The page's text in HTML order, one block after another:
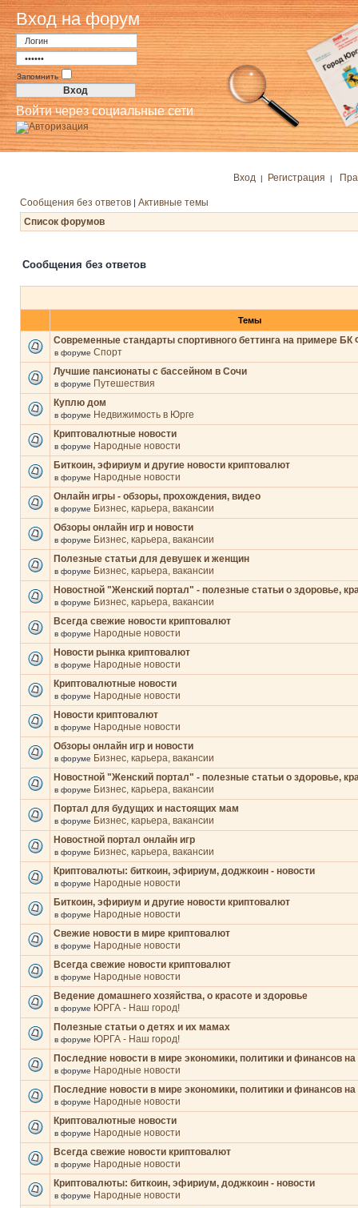
Вход на форум
Запомнить
Войти через социальные сети
Вход | Регистрация |
Сообщения без ответов | Активные темы
Список форумов
Сообщения без ответов
Темы
Современные стандарты спортивного беттинга на примере БК
в форуме Спорт
Лучшие пансионаты с бассейном в Сочи
в форуме Путешествия
Куплю дом
в форуме Недвижимость в Юрге
Криптовалютные новости
в форуме Народные новости
Биткоин, эфириум и другие новости криптовалют
в форуме Народные новости
Онлайн игры - обзоры, прохождения, видео
в форуме Бизнес, карьера, вакансии
Обзоры онлайн игр и новости
в форуме Бизнес, карьера, вакансии
Полезные статьи для девушек и женщин
в форуме Бизнес, карьера, вакансии
Новостной "Женский портал" - полезные статьи о здоровье,
в форуме Бизнес, карьера, вакансии
Всегда свежие новости криптовалют
в форуме Народные новости
Новости рынка криптовалют
в форуме Народные новости
Криптовалютные новости
в форуме Народные новости
Новости криптовалют
в форуме Народные новости
Обзоры онлайн игр и новости
в форуме Бизнес, карьера, вакансии
Новостной "Женский портал" - полезные статьи о здоровье,
в форуме Бизнес, карьера, вакансии
Портал для будущих и настоящих мам
в форуме Бизнес, карьера, вакансии
Новостной портал онлайн игр
в форуме Бизнес, карьера, вакансии
Криптовалюты: биткоин, эфириум, доджкоин - новости
в форуме Народные новости
Биткоин, эфириум и другие новости криптовалют
в форуме Народные новости
Свежие новости в мире криптовалют
в форуме Народные новости
Всегда свежие новости криптовалют
в форуме Народные новости
Ведение домашнего хозяйства, о красоте и здоровье
в форуме ЮРГА - Наш город!
Полезные статьи о детях и их мамах
в форуме ЮРГА - Наш город!
Последние новости в мире экономики, политики и финансов на
в форуме Народные новости
Последние новости в мире экономики, политики и финансов на
в форуме Народные новости
Криптовалютные новости
в форуме Народные новости
Всегда свежие новости криптовалют
в форуме Народные новости
Криптовалюты: биткоин, эфириум, доджкоин - новости
в форуме Народные новости